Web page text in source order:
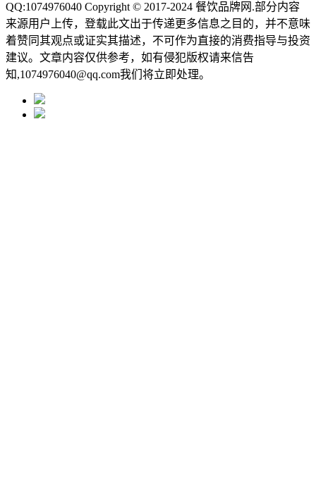
QQ:1074976040 Copyright © 2017-2024 餐饮品牌网 .部分内容
来源用户上传，登载此文出于传递更多信息之目的，并不意味
着赞同其观点或证实其描述，不可作为直接的消费指导与投资
建议。文章内容仅供参考，如有侵犯版权请来信告
知,1074976040@qq.com我们将立即处理。